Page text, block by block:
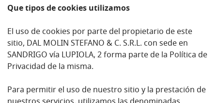
Que tipos de cookies utilizamos
El uso de cookies por parte del propietario de este
sitio, DAL MOLIN STEFANO & C. S.R.L. con sede en
SANDRIGO vía LUPIOLA, 2 forma parte de la Política de
Privacidad de la misma.
Para permitir el uso de nuestro sitio y la prestación de